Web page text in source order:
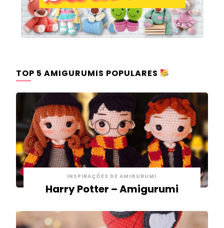
TOP 5 AMIGURUMIS POPULARES
INSPIRAÇÕES DE AMIGURUMI
Harry Potter – Amigurumi